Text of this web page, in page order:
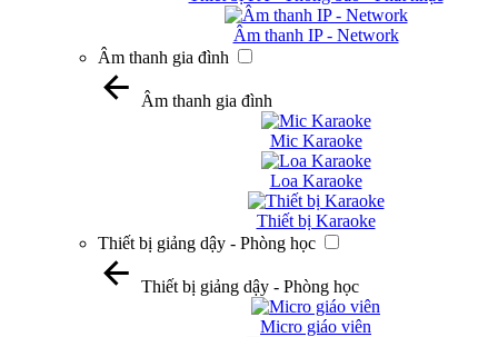
Âm thanh IP - Network
Âm thanh gia đình
Âm thanh gia đình
Mic Karaoke
Loa Karaoke
Thiết bị Karaoke
Thiết bị giảng dậy - Phòng học
Thiết bị giảng dậy - Phòng học
Micro giáo viên